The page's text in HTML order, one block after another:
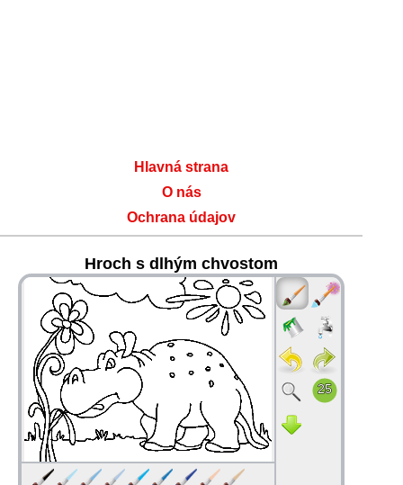
Hlavná strana
O nás
Ochrana údajov
Hroch s dlhým chvostom